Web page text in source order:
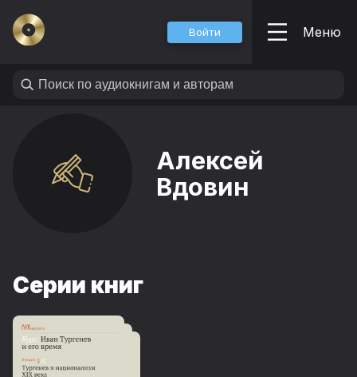
Войти Меню
Алексей
Вдовин
Серии книг